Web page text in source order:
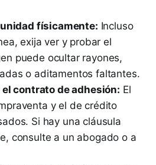
físicamente: Incluso
exija ver y probar el
puede ocultar rayones,
o aditamentos faltantes.
contrato de adhesión: El
y el de crédito
Si hay una cláusula
consulte a un abogado o a